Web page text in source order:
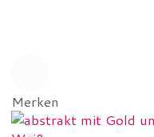
Merken